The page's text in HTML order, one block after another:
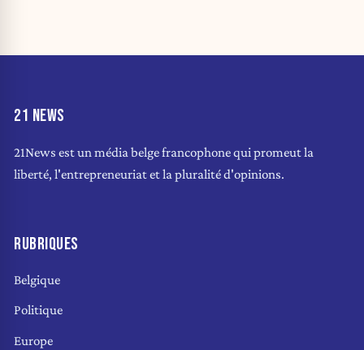
21 NEWS
21News est un média belge francophone qui promeut la
liberté, l'entrepreneuriat et la pluralité d'opinions.
RUBRIQUES
Belgique
Politique
Europe